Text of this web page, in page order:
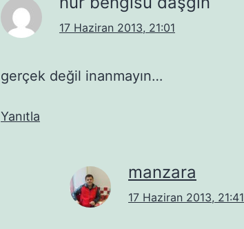
17 Haziran 2013, 21:01
gerçek değil inanmayın…
Yanıtla
manzara
17 Haziran 2013, 21:41